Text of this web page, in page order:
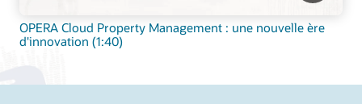
OPERA Cloud Property Management : une nouvelle ère
d'innovation (1:40)